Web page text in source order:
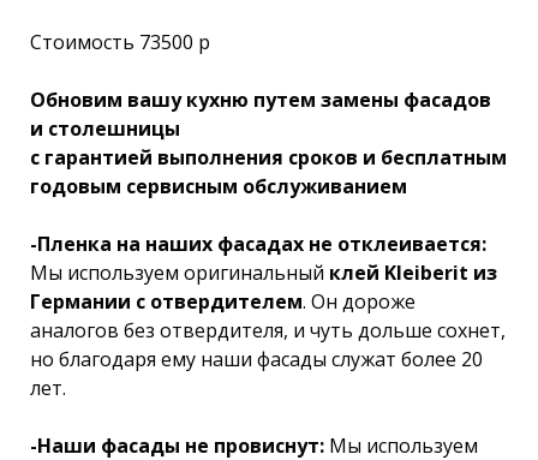
Стоимость 73500 р
Обновим вашу кухню путем замены фасадов
и столешницы
с гарантией выполнения сроков и бесплатным
годовым сервисным обслуживанием
-Пленка на наших фасадах не отклеивается:
Мы используем оригинальный клей Kleiberit из
Германии с отвердителем. Он дороже
аналогов без отвердителя, и чуть дольше сохнет,
но благодаря ему наши фасады служат более 20
лет.
-Наши фасады не провиснут: Мы используем